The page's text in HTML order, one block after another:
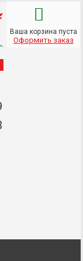
Ваша корзина пуста
Оформить заказ